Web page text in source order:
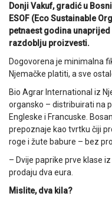
Donji Vakuf, gradić u
ESOF (Eco Sustainable
petnaest godina
razdoblju proizvesti.
Dogovorena je minimalna
Njemačke platiti, a sve
Bio Agrar International iz
organsko – distribuirati na
Engleske i Francuske.
prepoznaje kao tvrtku čiji
roge i žute babure – bez
– Dvije paprike prve klase
prodaju dva eura.
Mislite, dva kila?